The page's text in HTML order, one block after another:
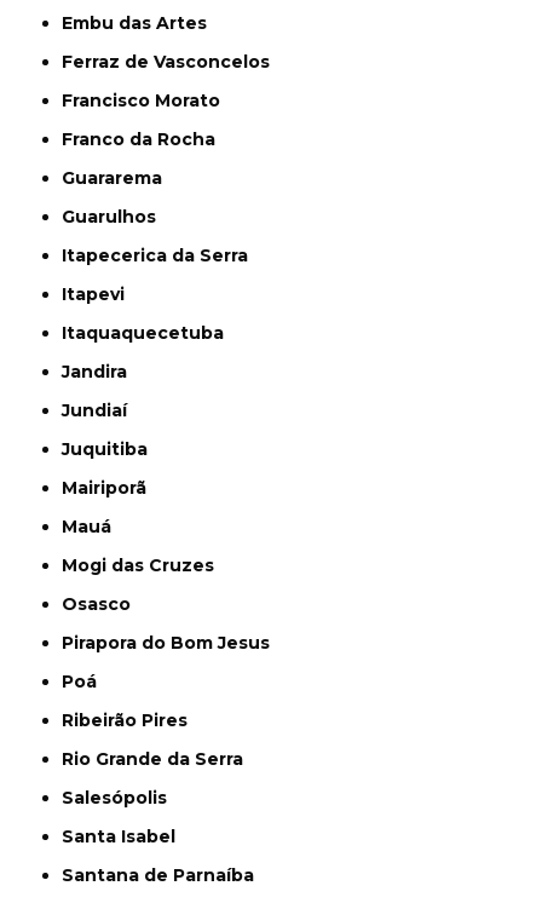
Embu das Artes
Ferraz de Vasconcelos
Francisco Morato
Franco da Rocha
Guararema
Guarulhos
Itapecerica da Serra
Itapevi
Itaquaquecetuba
Jandira
Jundiaí
Juquitiba
Mairiporã
Mauá
Mogi das Cruzes
Osasco
Pirapora do Bom Jesus
Poá
Ribeirão Pires
Rio Grande da Serra
Salesópolis
Santa Isabel
Santana de Parnaíba